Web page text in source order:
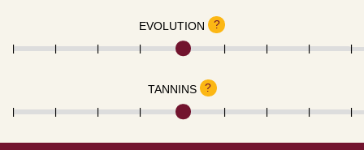
EVOLUTION ?
TANNINS ?